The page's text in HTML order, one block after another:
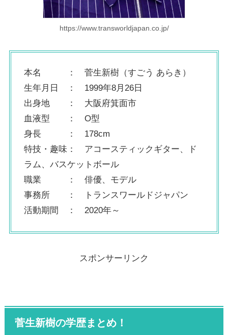
https://www.transworldjapan.co.jp/
本名 ： 菅生新樹（すごう あらき）
生年月日 ： 1999年8月26日
出身地 ： 大阪府箕面市
血液型 ： O型
身長 ： 178cm
特技・趣味： アコースティックギター、ド
ラム、バスケットボール
職業 ： 俳優、モデル
事務所 ： トランスワールドジャパン
活動期間 ： 2020年～
スポンサーリンク
菅生新樹の学歴まとめ！